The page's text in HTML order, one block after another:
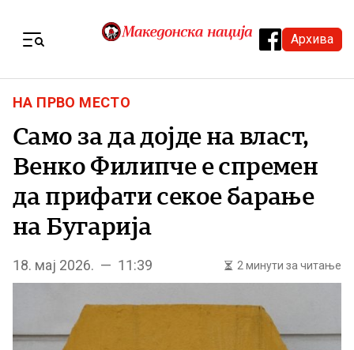
Архива
НА ПРВО МЕСТО
Само за да дојде на власт,
Венко Филипче е спремен
да прифати секое барање
на Бугарија
18. мај 2026. — 11:39 2 минути за читање